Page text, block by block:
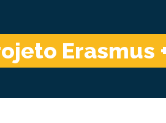
Erasmus